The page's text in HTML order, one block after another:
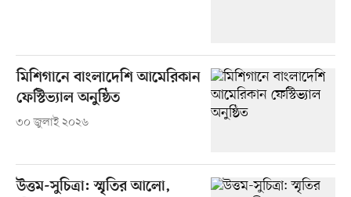
মিশিগানে বাংলাদেশি আমেরিকান
ফেস্টিভ্যাল অনুষ্ঠিত
৩০ জুলাই ২০২৬
উত্তম-সুচিত্রা: স্মৃতির আলো,